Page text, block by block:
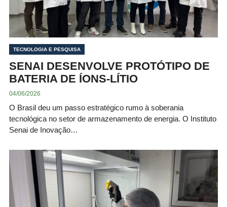
TECNOLOGIA E PESQUISA
SENAI DESENVOLVE PROTÓTIPO DE
BATERIA DE ÍONS-LÍTIO
04/06/2026
O Brasil deu um passo estratégico rumo à soberania
tecnológica no setor de armazenamento de energia. O Instituto
Senai de Inovação…